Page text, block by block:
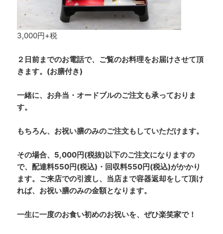
3,000円+税
２日前までのお電話で、ご覧のお料理をお届けさせて頂
きます。(お膳付き)
一緒に、お弁当・オードブルのご注文も承っておりま
す。
もちろん、お祝い膳のみのご注文もしていただけます。
その場合、5,000円(税抜)以下のご注文になりますの
で、配達料550円(税込)・回収料550円(税込)がかかり
ます。ご来店での引渡し、当店まで容器返却をして頂け
れば、お祝い膳のみの金額となります。
一生に一度のお食い初めのお祝いを、ぜひ楽笑家で！